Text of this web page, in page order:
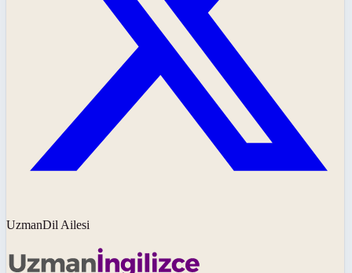
UzmanDil Ailesi